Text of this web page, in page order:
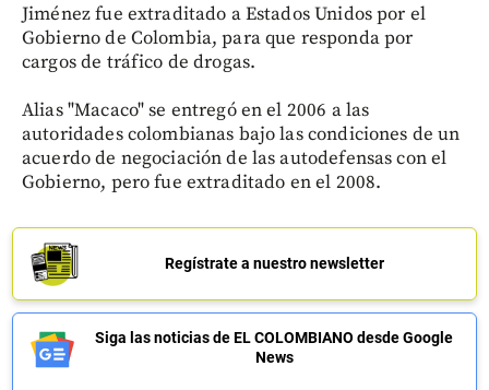
Jiménez fue extraditado a Estados Unidos por el
Gobierno de Colombia, para que responda por
cargos de tráfico de drogas.
Alias "Macaco" se entregó en el 2006 a las
autoridades colombianas bajo las condiciones de un
acuerdo de negociación de las autodefensas con el
Gobierno, pero fue extraditado en el 2008.
Regístrate a nuestro newsletter
Siga las noticias de EL COLOMBIANO desde Google
News